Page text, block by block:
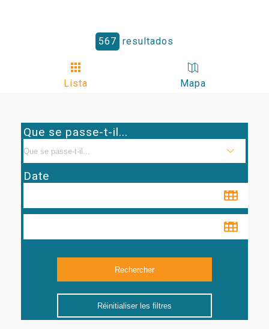
567 resultados
Lista Mapa
Que se passe-t-il...
Date
Réinitialiser les filtres